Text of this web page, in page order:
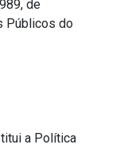
de
Públicos do
a Política